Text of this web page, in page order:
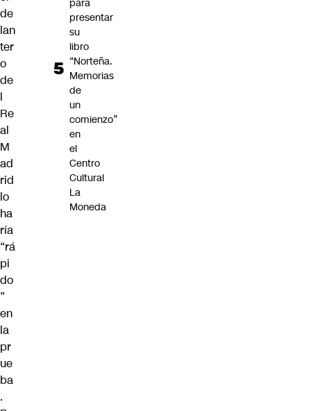
de
lan
ter
o
de
l
Re
al
M
ad
rid
lo
ha
ría
“rá
pi
do
”
en
la
pr
ue
ba
.
para
presentar
su
libro
“Norteña.
Memorias
de
un
comienzo”
en
el
Centro
Cultural
La
Moneda